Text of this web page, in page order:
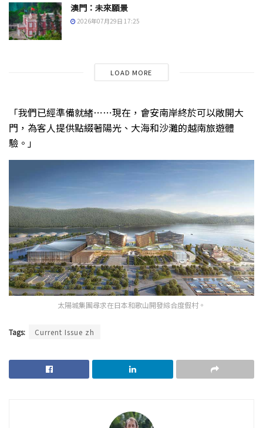
澳門：未來願景
2026年07月29日 17:25
LOAD MORE
「我們已經準備就緒⋯⋯現在，會安南岸終於可以敞開大
門，為客人提供點綴著陽光、大海和沙灘的越南旅遊體
驗。」
太陽城集團尋求在日本和歌山開發綜合度假村。
Tags: Current Issue zh